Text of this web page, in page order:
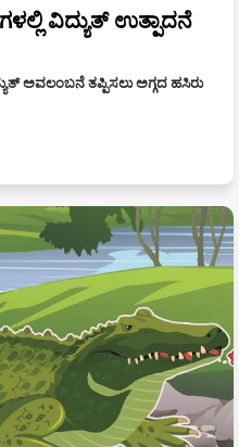
ವಿದ್ಯುತ್‌ ಉತ್ಪಾದನೆ
ಅವಲಂಬನೆ ತಪ್ಪಿಸಲು ಅಗ್ಗದ ಹಸಿರು